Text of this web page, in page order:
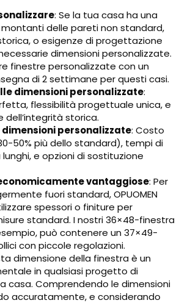
: Se la tua casa ha una
delle pareti non standard,
o esigenze di progettazione
dimensioni personalizzate.
finestre personalizzate con un
di 2 settimane per questi casi.
dimensioni personalizzate:
flessibilità progettuale unica, e
dell’integrità storica.
personalizzate: Costo
50% più dello standard), tempi di
e opzioni di sostituzione
vantaggiose: Per
fuori standard, OPUOMEN
spessori o finiture per
standard. I nostri 36×48-finestra
può contenere un 37×49-
con piccole regolazioni.
dimensione della finestra è un
in qualsiasi progetto di
casa. Comprendendo le dimensioni
accuratamente, e considerando